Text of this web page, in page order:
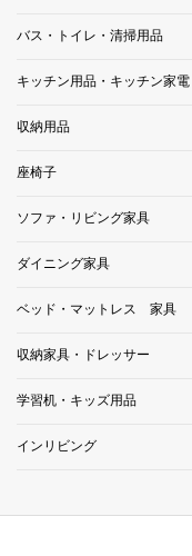
バス・トイレ・清掃用品
キッチン用品・キッチン家電
収納用品
座椅子
ソファ・リビング家具
ダイニング家具
ベッド・マットレス 家具
収納家具・ドレッサー
学習机・キッズ用品
インリビング